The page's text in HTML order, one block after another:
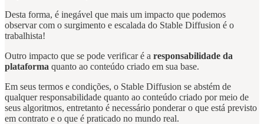
Desta forma, é inegável que mais um impacto que podemos
observar com o surgimento e escalada do Stable Diffusion é o
trabalhista!
Outro impacto que se pode verificar é a responsabilidade da
plataforma quanto ao conteúdo criado em sua base.
Em seus termos e condições, o Stable Diffusion se abstém de
qualquer responsabilidade quanto ao conteúdo criado por meio de
seus algoritmos, entretanto é necessário ponderar o que está previsto
em contrato e o que é praticado no mundo real.